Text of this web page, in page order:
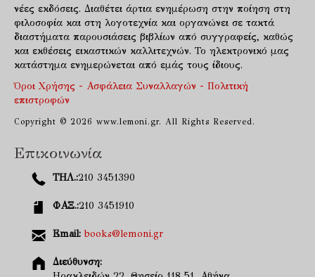
νέες εκδόσεις. Διαθέτει άρτια ενημέρωση στην ποίηση στη
φιλοσοφία και στη λογοτεχνία και οργανώνει σε τακτά
διαστήματα παρουσιάσεις βιβλίων από συγγραφείς, καθώς
και εκθέσεις εικαστικών καλλιτεχνών. Το ηλεκτρονικό μας
κατάστημα ενημερώνεται από εμάς τους ίδιους.
Όροι Χρήσης - Ασφάλεια Συναλλαγών - Πολιτική
επιστροφών
Copyright © 2026 www.lemoni.gr. All Rights Reserved.
Επικοινωνία
ΤΗΛ.:210 3451390
ΦΑΞ.:210 3451910
Email: books@lemoni.gr
Διεύθυνση: